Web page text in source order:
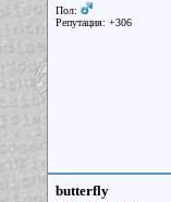
Пол:
Репутация: +306
butterfly